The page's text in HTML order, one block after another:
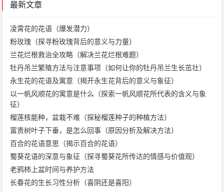
最新文章
凌霄花的花语（爆发潜力）
粉玫瑰（探寻粉玫瑰背后的意义与力量）
兰花烂根救治全攻略（解决兰花烂根难题）
牡丹吊兰繁殖方法与注意事项（如何让你的牡丹吊兰生长茁壮）
永生花的花语及寓意（揭开永生花背后的意义与象征）
以一帆风顺花的寓意是什么（探索一帆风顺花所代表的含义与象
征）
榴莲核能种，盆栽不难（探秘榴莲种子的种植方法）
富贵树叶子下垂，是怎么回事（原因分析及解决方法）
百合的花语意思（揭示百合的花语）
蜀葵花语的深意与象征（探寻蜀葵花所传达的情感与价值观）
老鸦柿上盆时间与养护方法
长春花的生长习性分析（喜阴还是喜阳）